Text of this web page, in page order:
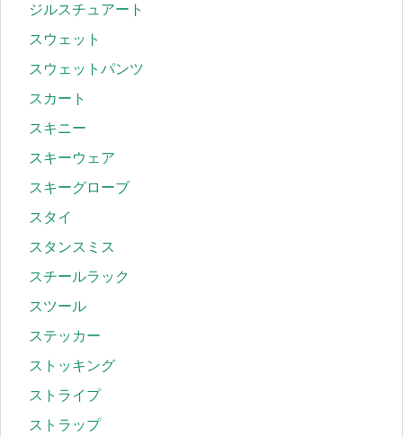
ジルスチュアート
スウェット
スウェットパンツ
スカート
スキニー
スキーウェア
スキーグローブ
スタイ
スタンスミス
スチールラック
スツール
ステッカー
ストッキング
ストライプ
ストラップ